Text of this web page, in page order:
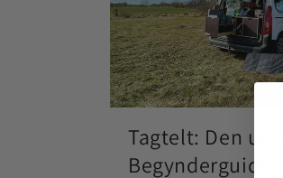
Tagtelt: Den
Begynderguide